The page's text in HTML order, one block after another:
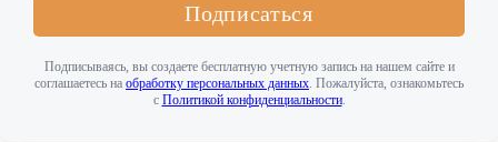
Подписаться
Подписываясь, вы создаете бесплатную учетную запись на нашем сайте и
соглашаетесь на обработку персональных данных . Пожалуйста, ознакомьтесь
с Политикой конфиденциальности.